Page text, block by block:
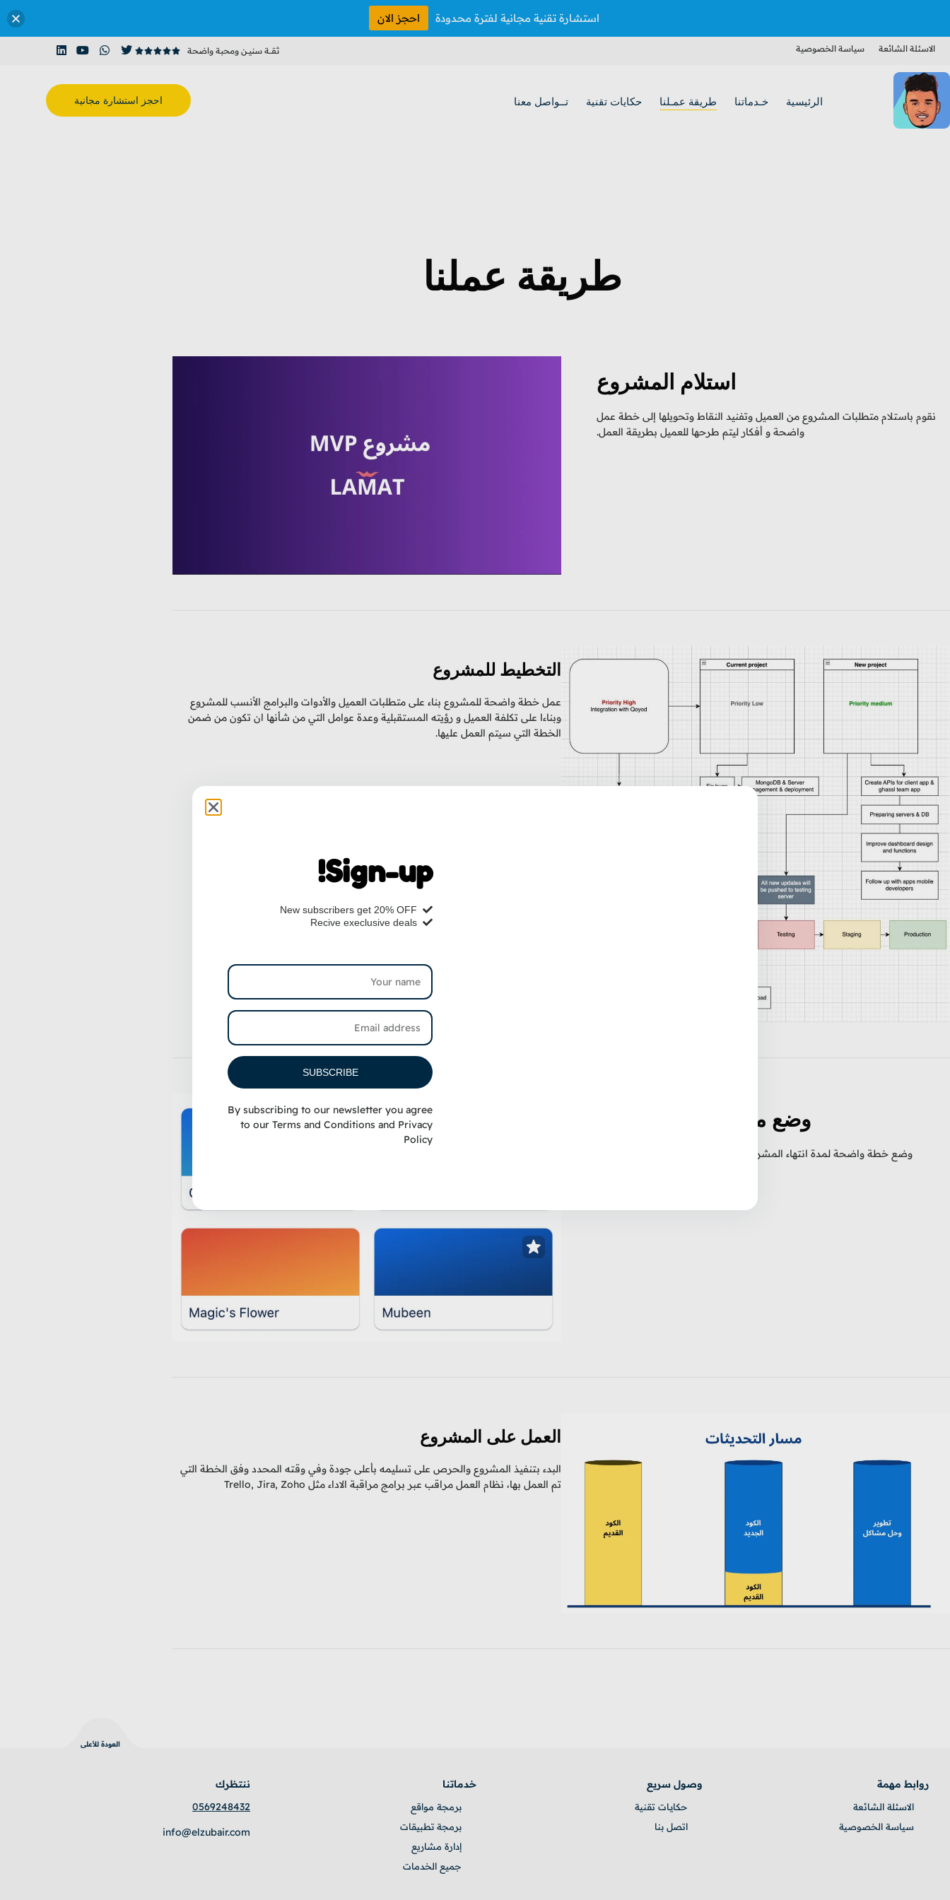
الاسئلة الشائعة سياسة الخصوصية ثقـــة سنيــن ومحبة واضحة 




الرئيسية خـدماتنا طريقة عمـلنا حكايات تقنية تــواصل معنا احجز استشارة مجانية
طريقة عملنا
استلام المشروع
نقوم باستلام متطلبات المشروع من العميل وتفنيد النقاط وتحويلها إلى خطة عمل
واضحة و أفكار ليتم طرحها للعميل بطريقة العمل.
التخطيط للمشروع
عمل خطة واضحة للمشروع بناء على متطلبات العميل والأدوات والبرامج الأنسب للمشروع
وبناءا على تكلفة العميل و رؤيته المستقبلية وعدة عوامل التي من شأنها ان تكون من ضمن
الخطة التي سيتم العمل عليها.
وضع مدة زمنية للمشروع
وضع خطة واضحة لمدة انتهاء المشروع وطرحها للعميل لإيضاحها قبل البدء.
العمل على المشروع
البدء بتنفيذ المشروع والحرص على تسليمه بأعلى جودة وفي وقته المحدد وفق الخطة التي
تم العمل بها، نظام العمل مراقب عبر برامج مراقبة الاداء مثل Trello, Jira, Zoho
العودة للأعلى
روابط مهمة
الاسئلة الشائعة
سياسة الخصوصية
وصول سريع
حكايـات تقنية
اتصل بنا
خدماتنا
برمجة مواقع
برمجة تطبيقات
إدارة مشاريع
جميع الخدمات
ننتظرك
0569248432
info@elzubair.com
استشارة تقنية مجانية لفترة محدودة احجز الان
Sign-up!
New subscribers get 20% OFF
Recive execlusive deals
SUBSCRIBE
By subscribing to our newsletter you agree
to our Terms and Conditions and Privacy
Policy